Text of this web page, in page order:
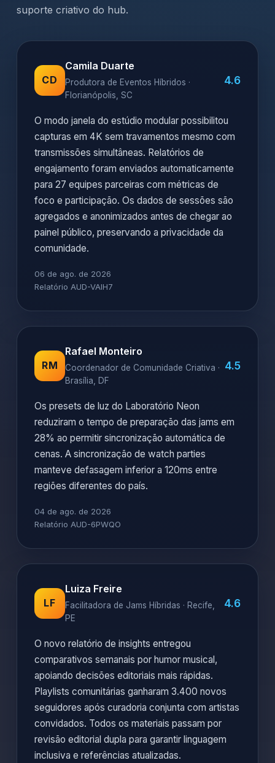
suporte criativo do hub.
CD
Camila Duarte
Produtora de Eventos Híbridos ·
Florianópolis, SC
4.6
O modo janela do estúdio modular possibilitou
capturas em 4K sem travamentos mesmo com
transmissões simultâneas. Relatórios de
engajamento foram enviados automaticamente
para 27 equipes parceiras com métricas de
foco e participação. Os dados de sessões são
agregados e anonimizados antes de chegar ao
painel público, preservando a privacidade da
comunidade.
06 de ago. de 2026
Relatório AUD-VAIH7
RM
Rafael Monteiro
Coordenador de Comunidade Criativa ·
Brasília, DF
4.5
Os presets de luz do Laboratório Neon
reduziram o tempo de preparação das jams em
28% ao permitir sincronização automática de
cenas. A sincronização de watch parties
manteve defasagem inferior a 120ms entre
regiões diferentes do país.
04 de ago. de 2026
Relatório AUD-6PWQO
LF
Luiza Freire
Facilitadora de Jams Híbridas · Recife,
PE
4.6
O novo relatório de insights entregou
comparativos semanais por humor musical,
apoiando decisões editoriais mais rápidas.
Playlists comunitárias ganharam 3.400 novos
seguidores após curadoria conjunta com artistas
convidados. Todos os materiais passam por
revisão editorial dupla para garantir linguagem
inclusiva e referências atualizadas.